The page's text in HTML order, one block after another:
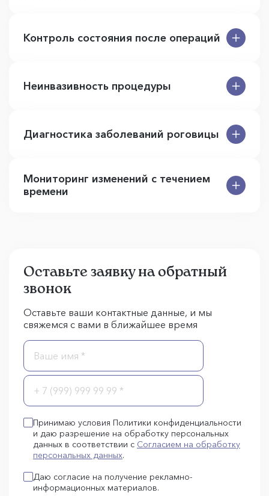
Контроль состояния после операций
Неинвазивность процедуры
Диагностика заболеваний роговицы
Мониторинг изменений с течением
времени
Оставьте заявку на обратный
звонок
Оставьте ваши контактные данные, и мы
свяжемся с вами в ближайшее время
Принимаю условия Политики конфиденциальности
и даю разрешение на обработку персональных
данных в соответствии с Согласием на обработку
персональных данных.
Даю согласие на получение рекламно-
информационных материалов.